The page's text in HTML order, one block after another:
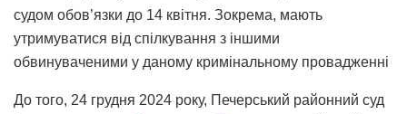
судом обов’язки до 14 квітня. Зокрема, мають
утримуватися від спілкування з іншими
обвинуваченими у даному кримінальному провадженні
До того, 24 грудня 2024 року, Печерський районний суд